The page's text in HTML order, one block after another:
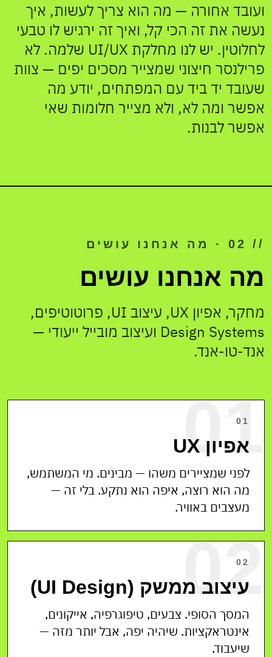
TYPE
Aa אא
16/24/32/48
COMPONENTS
INPUT
ועובד אחורה — מה הוא צריך לעשות, איך
נעשה את זה הכי קל, ואיך זה ירגיש לו טבעי
לחלוטין. יש לנו מחלקת UI/UX שלמה. לא
פרילנסר חיצוני שמצייר מסכים יפים — צוות
שעובד יד ביד עם המפתחים, יודע מה
אפשר ומה לא, ולא מצייר חלומות שאי
אפשר לבנות.
// 02 · מה אנחנו עושים
מה אנחנו עושים
מחקר, אפיון UX, עיצוב UI, פרוטוטיפים,
Design Systems ועיצוב מובייל ייעודי —
אנד-טו-אנד.
01
01
אפיון UX
לפני שמציירים משהו — מבינים. מי המשתמש,
מה הוא רוצה, איפה הוא נתקע. בלי זה —
מעצבים באוויר.
02
02
עיצוב ממשק (UI Design)
המסך הסופי. צבעים, טיפוגרפיה, אייקונים,
אינטראקציות. שיהיה יפה, אבל יותר מזה —
שיעבוד.